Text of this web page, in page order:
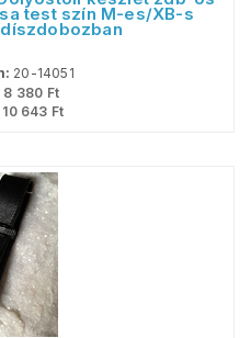
test szín M-es/XB-s
20-14051
8 380 Ft
10 643 Ft